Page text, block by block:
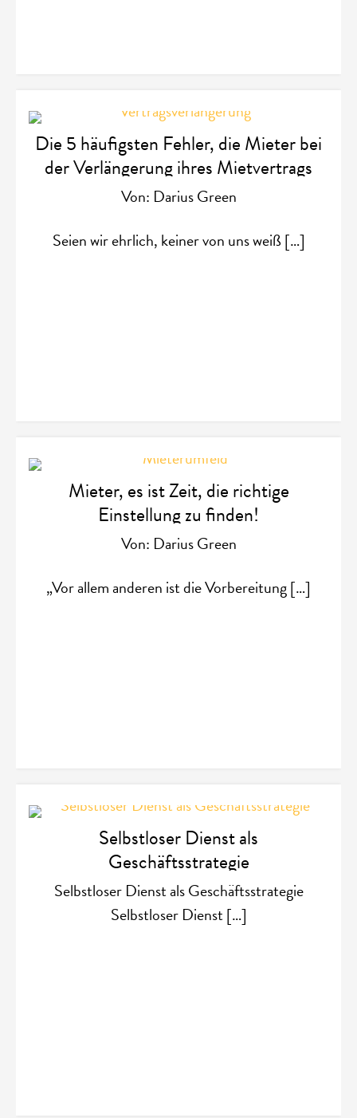
Die 5 häufigsten Fehler, die Mieter bei
der Verlängerung ihres Mietvertrags
machen
Von: Darius Green
Seien wir ehrlich, keiner von uns weiß […]
Mieter, es ist Zeit, die richtige
Einstellung zu finden!
Von: Darius Green
„Vor allem anderen ist die Vorbereitung […]
Selbstloser Dienst als
Geschäftsstrategie
Selbstloser Dienst als Geschäftsstrategie
Selbstloser Dienst […]